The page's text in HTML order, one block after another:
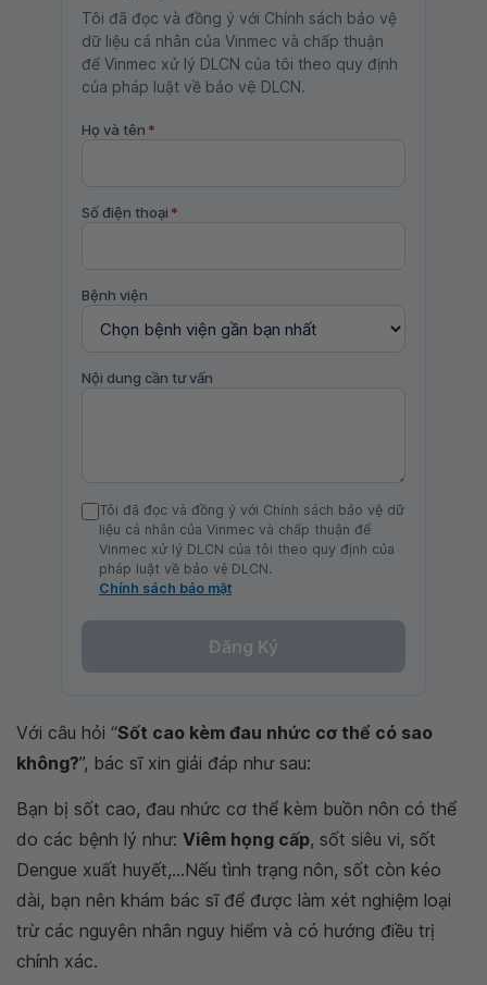
Tôi đã đọc và đồng ý với Chính sách bảo vệ
dữ liệu cá nhân của Vinmec và chấp thuận
để Vinmec xử lý DLCN của tôi theo quy định
của pháp luật về bảo vệ DLCN.
Họ và tên *
Số điện thoại *
Bệnh viện
Nội dung cần tư vấn
Tôi đã đọc và đồng ý với Chính sách bảo vệ dữ
liệu cá nhân của Vinmec và chấp thuận để
Vinmec xử lý DLCN của tôi theo quy định của
pháp luật về bảo vệ DLCN.
Chính sách bảo mật
Đăng Ký
Với câu hỏi “Sốt cao kèm đau nhức cơ thể có sao
không?”, bác sĩ xin giải đáp như sau:
Bạn bị sốt cao, đau nhức cơ thể kèm buồn nôn có thể
do các bệnh lý như: Viêm họng cấp, sốt siêu vi, sốt
Dengue xuất huyết,...Nếu tình trạng nôn, sốt còn kéo
dài, bạn nên khám bác sĩ để được làm xét nghiệm loại
trừ các nguyên nhân nguy hiểm và có hướng điều trị
chính xác.